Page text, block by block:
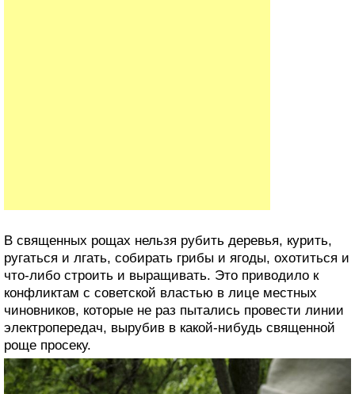
В священных рощах нельзя рубить деревья, курить,
ругаться и лгать, собирать грибы и ягоды, охотиться и
что-либо строить и выращивать. Это приводило к
конфликтам с советской властью в лице местных
чиновников, которые не раз пытались провести линии
электропередач, вырубив в какой-нибудь священной
роще просеку.